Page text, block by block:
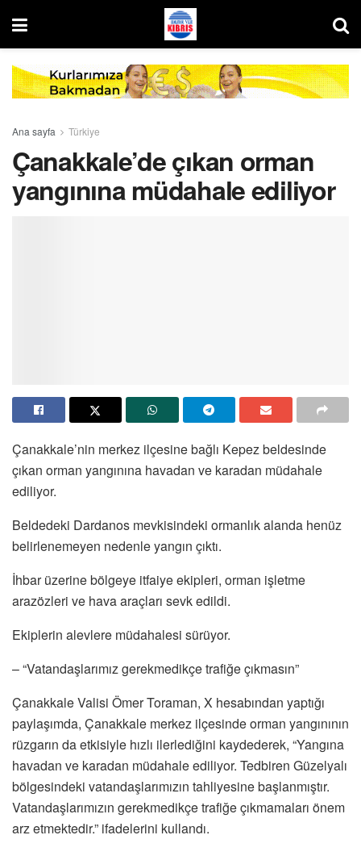
Ana sayfa Türkiye
Çanakkale’de çıkan orman
yangınına müdahale ediliyor
Çanakkale’nin merkez ilçesine bağlı Kepez beldesinde
çıkan orman yangınına havadan ve karadan müdahale
ediliyor.
Beldedeki Dardanos mevkisindeki ormanlık alanda henüz
belirlenemeyen nedenle yangın çıktı.
İhbar üzerine bölgeye itfaiye ekipleri, orman işletme
arazözleri ve hava araçları sevk edildi.
Ekiplerin alevlere müdahalesi sürüyor.
– “Vatandaşlarımız gerekmedikçe trafiğe çıkmasın”
Çanakkale Valisi Ömer Toraman, X hesabından yaptığı
paylaşımda, Çanakkale merkez ilçesinde orman yangınının
rüzgarın da etkisiyle hızlı ilerlediğini kaydederek, “Yangına
havadan ve karadan müdahale ediliyor. Tedbiren Güzelyalı
bölgesindeki vatandaşlarımızın tahliyesine başlanmıştır.
Vatandaşlarımızın gerekmedikçe trafiğe çıkmamaları önem
arz etmektedir.” ifadelerini kullandı.